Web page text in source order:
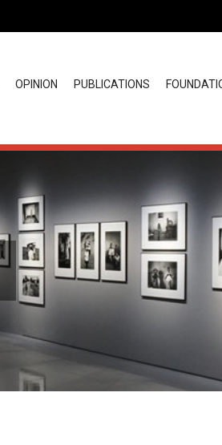
OPINION PUBLICATIONS